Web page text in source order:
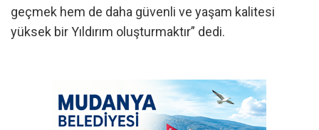
geçmek hem de daha güvenli ve yaşam kalitesi
yüksek bir Yıldırım oluşturmaktır” dedi.